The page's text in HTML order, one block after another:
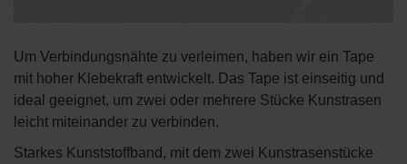
Um Verbindungsnähte zu verleimen, haben wir ein Tape
mit hoher Klebekraft entwickelt. Das Tape ist einseitig und
ideal geeignet, um zwei oder mehrere Stücke Kunstrasen
leicht miteinander zu verbinden.
Starkes Kunststoffband, mit dem zwei Kunstrasenstücke